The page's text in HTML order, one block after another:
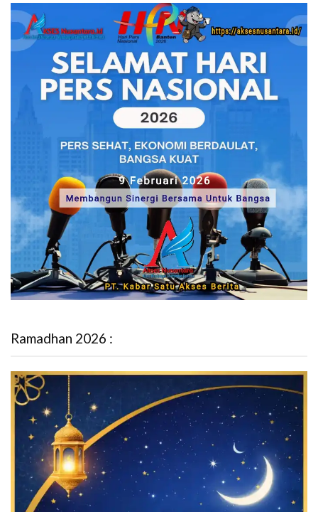
Ramadhan 2026 :